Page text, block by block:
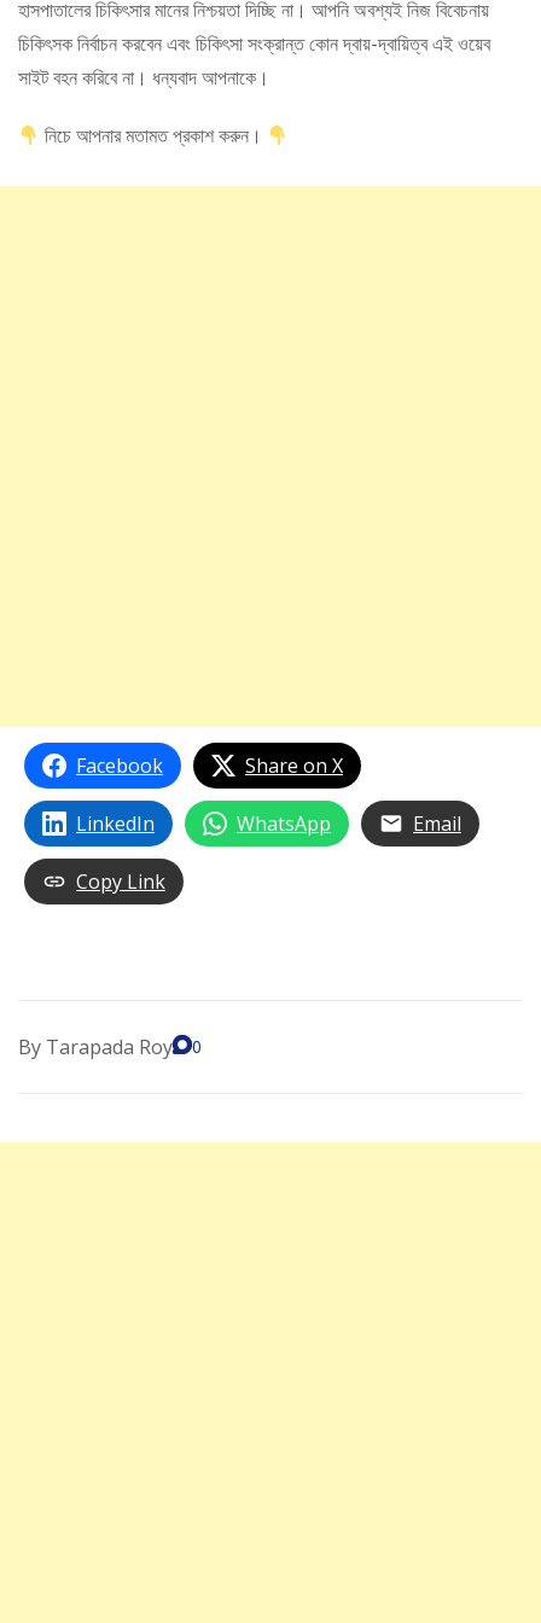
হাসপাতালের চিকিৎসার মানের নিশ্চয়তা দিচ্ছি না। আপনি অবশ্যই নিজ বিবেচনায়
চিকিৎসক নির্বাচন করবেন এবং চিকিৎসা সংক্রান্ত কোন দ্বায়-দ্বায়িত্ব এই ওয়েব
সাইট বহন করিবে না। ধন্যবাদ আপনাকে।
নিচে আপনার মতামত প্রকাশ করুন।
Facebook Share on X
LinkedIn WhatsApp Email
Copy Link
By Tarapada Roy 0